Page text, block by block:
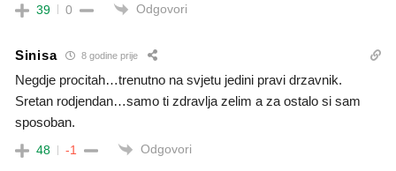
39 0 Odgovori
Sinisa 8 godine prije
Negdje procitah…trenutno na svjetu jedini pravi drzavnik.
Sretan rodjendan…samo ti zdravlja zelim a za ostalo si sam
sposoban.
48 -1 Odgovori